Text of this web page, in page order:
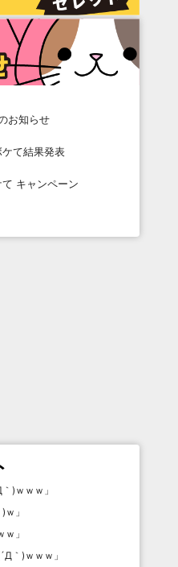
お知らせ
て結果発表
キャンペーン
)ｗｗｗ 」
ｗ 」
ｗ 」
｀)ｗｗｗ 」